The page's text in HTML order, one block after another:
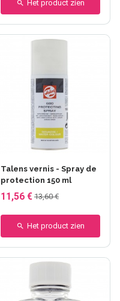
Het product zien
Talens vernis - Spray de
protection 150 ml
11,56 € 13,60 €
Het product zien